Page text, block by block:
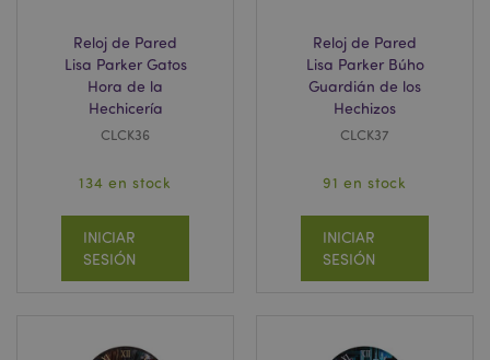
Reloj de Pared
Lisa Parker Gatos
Hora de la
Hechicería
CLCK36
134 en stock
INICIAR
SESIÓN
Reloj de Pared
Lisa Parker Búho
Guardián de los
Hechizos
CLCK37
91 en stock
INICIAR
SESIÓN